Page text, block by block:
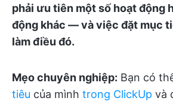
phải ưu tiên một số hoạt động
động khác — và việc đặt mục
làm điều đó.
Mẹo chuyên nghiệp: Bạn có
tiêu của mình trong ClickUp và